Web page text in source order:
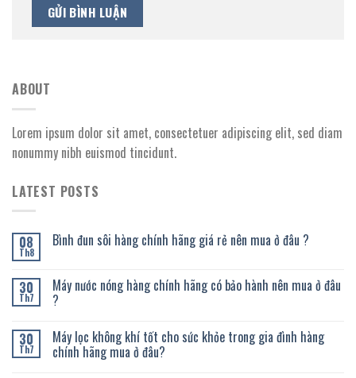
ABOUT
Lorem ipsum dolor sit amet, consectetuer adipiscing elit, sed diam
nonummy nibh euismod tincidunt.
LATEST POSTS
08
Th8
Bình đun sôi hàng chính hãng giá rẻ nên mua ở đâu ?
30
Th7
Máy nước nóng hàng chính hãng có bảo hành nên mua ở đâu
?
30
Th7
Máy lọc không khí tốt cho sức khỏe trong gia đình hàng
chính hãng mua ở đâu?